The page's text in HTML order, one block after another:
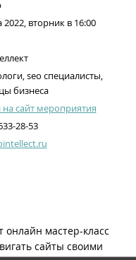
2022, вторник в 16:00
seo специалисты,
бизнеса
на сайт мероприятия
28-53
онлайн мастер-класс
сайты своими